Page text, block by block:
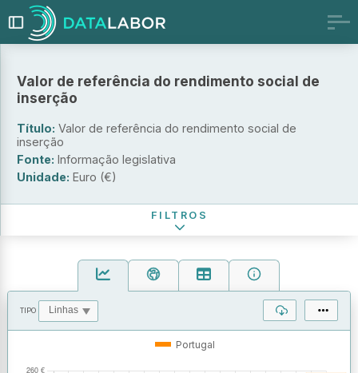
TIPO
Portugal
Valor de referência do rendimento social de
inserção
Título: Valor de referência do rendimento social de
inserção
Fonte: Informação legislativa
Unidade: Euro (€)
FILTROS